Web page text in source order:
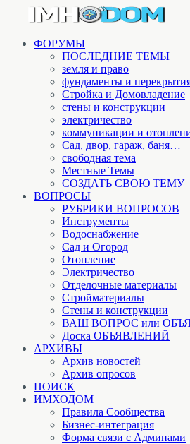
ФОРУМЫ
ПОСЛЕДНИЕ ТЕМЫ
земля и право
фундаменты и
Стройка и Домовладение
стены и конструкции
электричество
коммуникации и
Cад, двор, гараж, баня…
свободная тема
Местные Темы
СОЗДАТЬ СВОЮ ТЕМУ
ВОПРОСЫ
РУБРИКИ ВОПРОСОВ
Инструменты
Водоснабжение
Сад и Огород
Отопление
Электричество
Отделочные материалы
Стройматериалы
Стены и конструкции
ВАШ ВОПРОС или
Доска ОБЪЯВЛЕНИЙ
АРХИВЫ
Архив новостей
Архив опросов
ПОИСК
ИМХОДОМ
Правила Сообщества
Бизнес-интеграция
Форма связи с Админами